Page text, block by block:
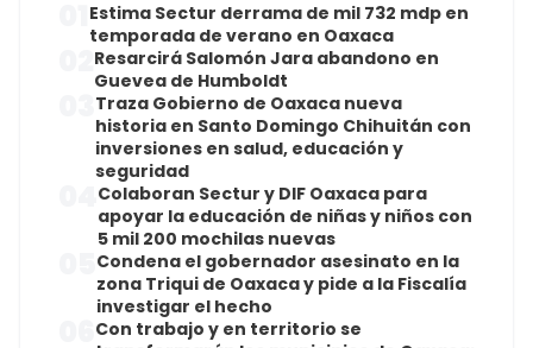
Estima Sectur derrama de mil 732 mdp en
temporada de verano en Oaxaca
Resarcirá Salomón Jara abandono en
Guevea de Humboldt
Traza Gobierno de Oaxaca nueva
historia en Santo Domingo Chihuitán con
inversiones en salud, educación y
seguridad
Colaboran Sectur y DIF Oaxaca para
apoyar la educación de niñas y niños con
5 mil 200 mochilas nuevas
Condena el gobernador asesinato en la
zona Triqui de Oaxaca y pide a la Fiscalía
investigar el hecho
Con trabajo y en territorio se